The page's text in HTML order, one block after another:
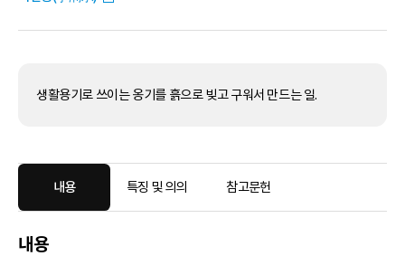
생활용기로 쓰이는 옹기를 흙으로 빚고 구워서 만드는 일.
내용 특징 및 의의 참고문헌
내용